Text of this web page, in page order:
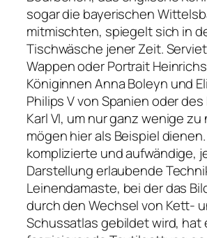
sogar die bayerischen
mitmischten, spiegelt sich in
Tischwäsche jener Zeit.
Wappen oder Portrait
Königinnen Anna Boleyn und
Philips V von Spanien oder
Karl VI, um nur ganz wenige zu
mögen hier als Beispiel
komplizierte und aufwändige,
Darstellung erlaubende
Leinendamaste, bei der das
durch den Wechsel von Kett-
Schussatlas gebildet wird, hat